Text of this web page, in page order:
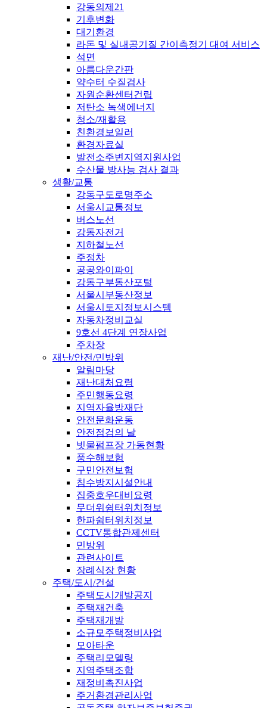
강동의제21
기후변화
대기환경
라돈 및 실내공기질 간이측정기 대여 서비스
석면
아름다운간판
약수터 수질검사
자원순환센터건립
저탄소 녹색에너지
청소/재활용
친환경보일러
환경자료실
발전소주변지역지원사업
수산물 방사능 검사 결과
생활/교통
강동구도로명주소
서울시교통정보
버스노선
강동자전거
지하철노선
주정차
공공와이파이
강동구부동산포털
서울시부동산정보
서울시토지정보시스템
자동차정비교실
9호선 4단계 연장사업
주차장
재난/안전/민방위
알림마당
재난대처요령
주민행동요령
지역자율방재단
안전문화운동
안전점검의 날
빗물펌프장 가동현황
풍수해보험
구민안전보험
침수방지시설안내
집중호우대비요령
무더위쉼터위치정보
한파쉼터위치정보
CCTV통합관제센터
민방위
관련사이트
장례식장 현황
주택/도시/건설
주택도시개발공지
주택재건축
주택재개발
소규모주택정비사업
모아타운
주택리모델링
지역주택조합
재정비촉진사업
주거환경관리사업